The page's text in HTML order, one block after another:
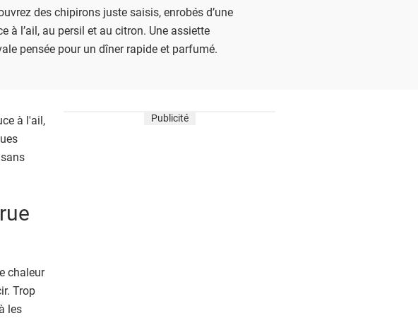
des chipirons juste saisis, enrobés d’une
à l’ail, au persil et au citron. Une assiette
pensée pour un dîner rapide et parfumé.
à l'ail,
chaleur
Trop
les
Publicité